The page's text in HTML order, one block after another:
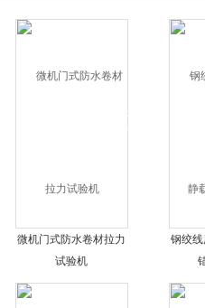
微机门式防水卷材拉力
试验机
钢绞